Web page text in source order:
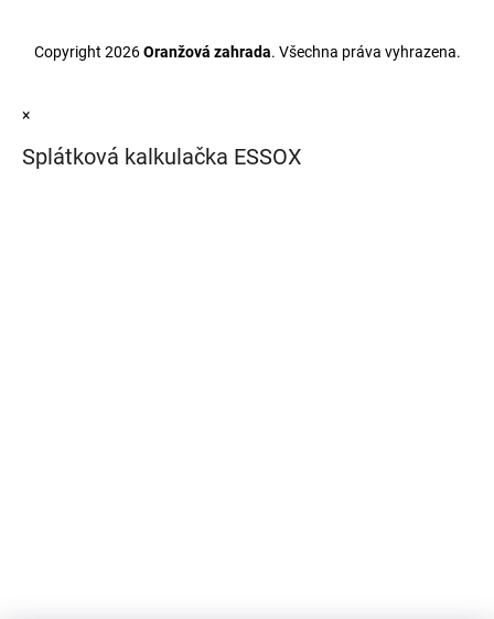
Copyright 2026Oranžová zahrada. Všechna práva vyhrazena.
×
Splátková kalkulačka ESSOX